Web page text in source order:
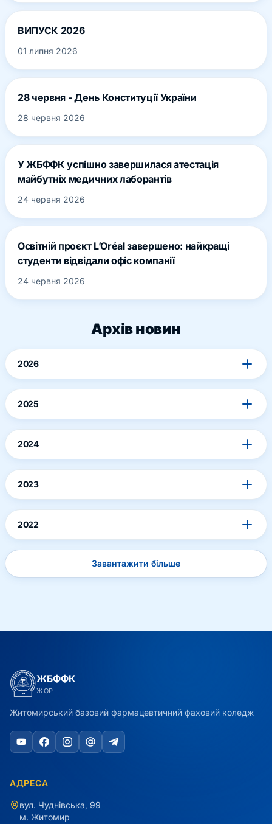
ВИПУСК 2026
01 липня 2026
28 червня - День Конституції України
28 червня 2026
У ЖБФФК успішно завершилася атестація
майбутніх медичних лаборантів
24 червня 2026
Освітній проєкт L’Oréal завершено: найкращі
студенти відвідали офіс компанії
24 червня 2026
Архів новин
2026
2025
2024
2023
2022
Завантажити більше
ЖБФФК
ЖОР
Житомирський базовий фармацевтичний фаховий коледж
АДРЕСА
вул. Чуднівська, 99
м. Житомир